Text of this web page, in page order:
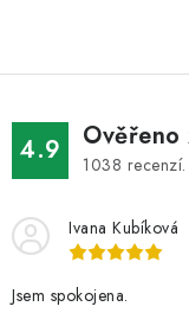
á
d
a
c
p
v
4.9 Ověřeno
1038 recenzí.
Ivana Kubíková
Jsem spokojena.